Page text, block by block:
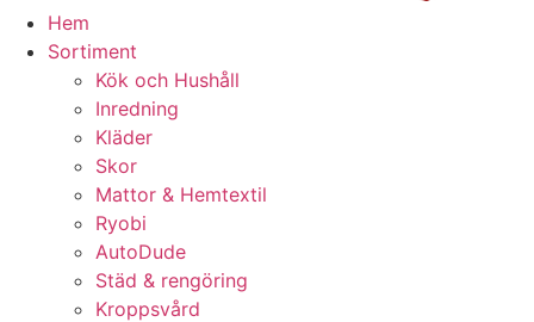
Hem
Sortiment
Kök och Hushåll
Inredning
Kläder
Skor
Mattor & Hemtextil
Ryobi
AutoDude
Städ & rengöring
Kroppsvård